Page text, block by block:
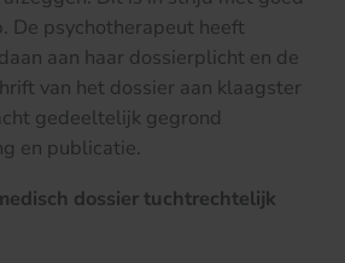
De psychotherapeut heeft
aan haar dossierplicht en de
van het dossier aan klaagster
gedeeltelijk gegrond
en publicatie.
dossier tuchtrechtelijk